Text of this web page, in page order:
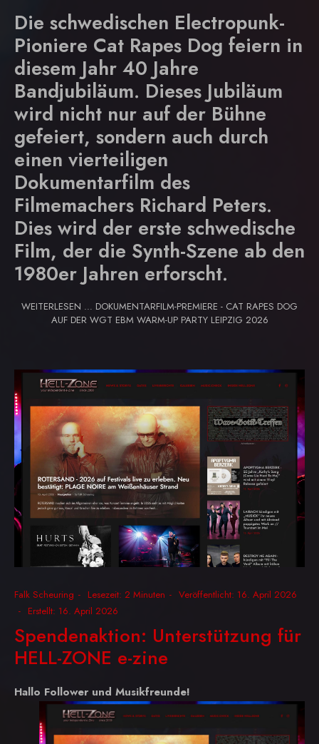
Die schwedischen Electropunk-
Pioniere Cat Rapes Dog feiern in
diesem Jahr 40 Jahre
Bandjubiläum. Dieses Jubiläum
wird nicht nur auf der Bühne
gefeiert, sondern auch durch
einen vierteiligen
Dokumentarfilm des
Filmemachers Richard Peters.
Dies wird der erste schwedische
Film, der die Synth-Szene ab den
1980er Jahren erforscht.
WEITERLESEN … DOKUMENTARFILM-PREMIERE - CAT RAPES DOG
AUF DER WGT EBM WARM-UP PARTY LEIPZIG 2026
Falk Scheuring Lesezeit: 2 Minuten
Veröffentlicht: 16. April 2026
Erstellt: 16. April 2026
Spendenaktion: Unterstützung für
HELL-ZONE e-zine
Hallo Follower und Musikfreunde!